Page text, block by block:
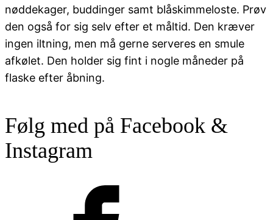
nøddekager, buddinger samt blåskimmeloste. Prøv
den også for sig selv efter et måltid. Den kræver
ingen iltning, men må gerne serveres en smule
afkølet. Den holder sig fint i nogle måneder på
flaske efter åbning.
Følg med på Facebook &
Instagram